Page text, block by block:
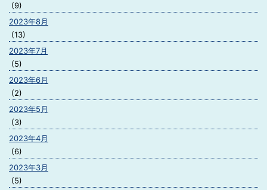
(9)
2023年8月
(13)
2023年7月
(5)
2023年6月
(2)
2023年5月
(3)
2023年4月
(6)
2023年3月
(5)